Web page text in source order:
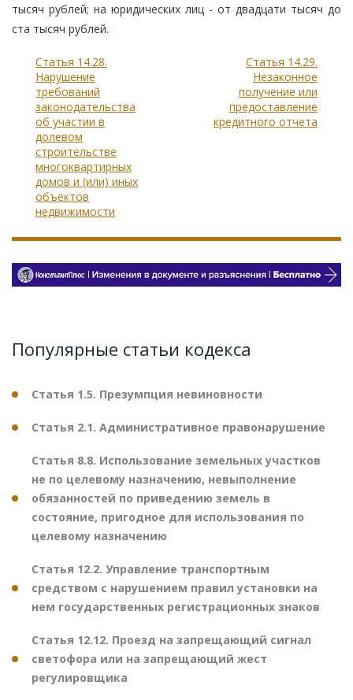
тысяч рублей; на юридических лиц - от двадцати тысяч до
ста тысяч рублей.
Статья 14.28.
Нарушение
требований
законодательства
об участии в
долевом
строительстве
многоквартирных
домов и (или) иных
объектов
недвижимости
Статья 14.29.
Незаконное
получение или
предоставление
кредитного отчета
Популярные статьи кодекса
Статья 1.5. Презумпция невиновности
Статья 2.1. Административное правонарушение
Статья 8.8. Использование земельных участков
не по целевому назначению, невыполнение
обязанностей по приведению земель в
состояние, пригодное для использования по
целевому назначению
Статья 12.2. Управление транспортным
средством с нарушением правил установки на
нем государственных регистрационных знаков
Статья 12.12. Проезд на запрещающий сигнал
светофора или на запрещающий жест
регулировщика